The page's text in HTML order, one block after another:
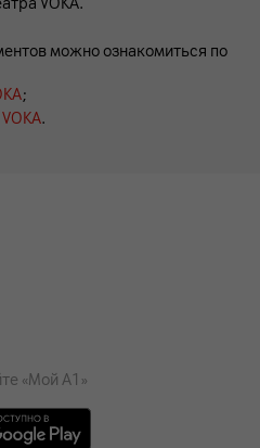
VOKA.
можно ознакомиться по
;
.
«Мой А1»